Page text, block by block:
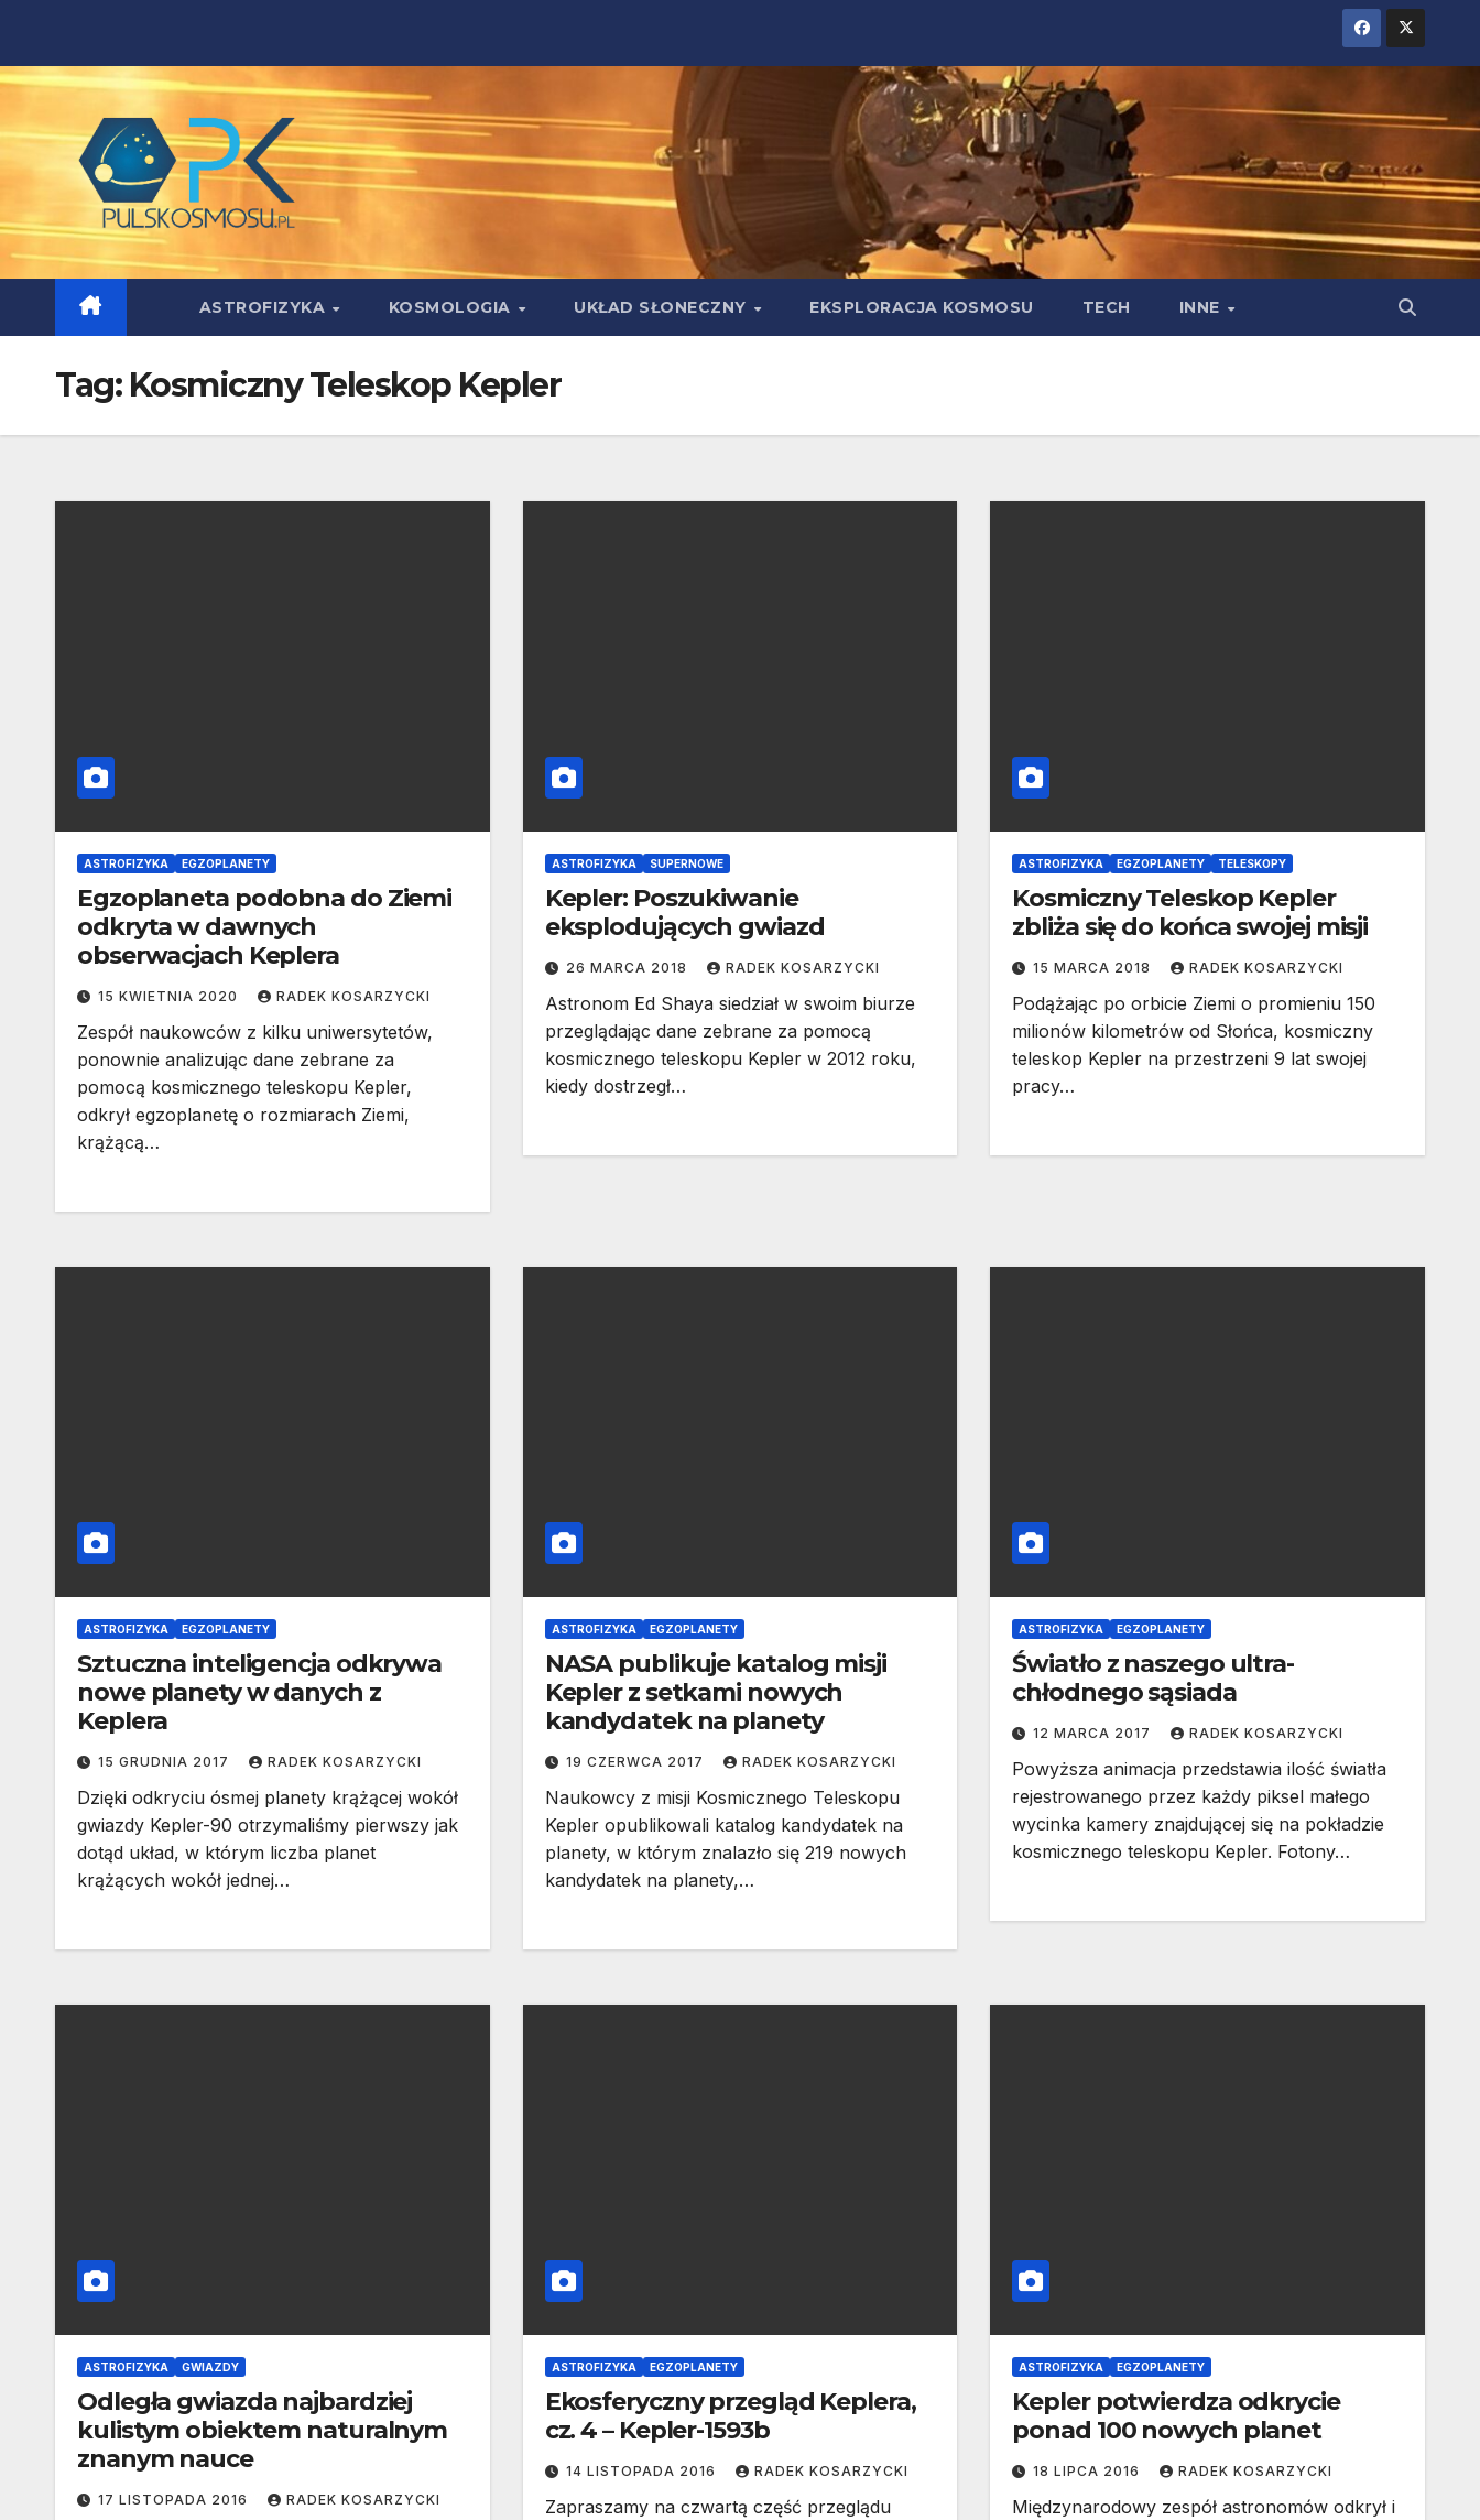
content
ASTROFIZYKA KOSMOLOGIA UKŁAD SŁONECZNY EKSPLORACJA KOSMOSU TECH INNE
Tag: Kosmiczny Teleskop Kepler
ASTROFIZYKA EGZOPLANETY
Egzoplaneta podobna do Ziemi
odkryta w dawnych
obserwacjach Keplera
15 KWIETNIA 2020 RADEK KOSARZYCKI
Zespół naukowców z kilku uniwersytetów,
ponownie analizując dane zebrane za
pomocą kosmicznego teleskopu Kepler,
odkrył egzoplanetę o rozmiarach Ziemi,
krążącą…
ASTROFIZYKA SUPERNOWE
Kepler: Poszukiwanie
eksplodujących gwiazd
26 MARCA 2018 RADEK KOSARZYCKI
Astronom Ed Shaya siedział w swoim biurze
przeglądając dane zebrane za pomocą
kosmicznego teleskopu Kepler w 2012 roku,
kiedy dostrzegł…
ASTROFIZYKA EGZOPLANETY TELESKOPY
Kosmiczny Teleskop Kepler
zbliża się do końca swojej misji
15 MARCA 2018 RADEK KOSARZYCKI
Podążając po orbicie Ziemi o promieniu 150
milionów kilometrów od Słońca, kosmiczny
teleskop Kepler na przestrzeni 9 lat swojej
pracy…
ASTROFIZYKA EGZOPLANETY
Sztuczna inteligencja odkrywa
nowe planety w danych z
Keplera
15 GRUDNIA 2017 RADEK KOSARZYCKI
Dzięki odkryciu ósmej planety krążącej wokół
gwiazdy Kepler-90 otrzymaliśmy pierwszy jak
dotąd układ, w którym liczba planet
krążących wokół jednej…
ASTROFIZYKA EGZOPLANETY
NASA publikuje katalog misji
Kepler z setkami nowych
kandydatek na planety
19 CZERWCA 2017 RADEK KOSARZYCKI
Naukowcy z misji Kosmicznego Teleskopu
Kepler opublikowali katalog kandydatek na
planety, w którym znalazło się 219 nowych
kandydatek na planety,…
ASTROFIZYKA EGZOPLANETY
Światło z naszego ultra-
chłodnego sąsiada
12 MARCA 2017 RADEK KOSARZYCKI
Powyższa animacja przedstawia ilość światła
rejestrowanego przez każdy piksel małego
wycinka kamery znajdującej się na pokładzie
kosmicznego teleskopu Kepler. Fotony…
ASTROFIZYKA GWIAZDY
Odległa gwiazda najbardziej
kulistym obiektem naturalnym
znanym nauce
17 LISTOPADA 2016 RADEK KOSARZYCKI
ASTROFIZYKA EGZOPLANETY
Ekosferyczny przegląd Keplera,
cz. 4 – Kepler-1593b
14 LISTOPADA 2016 RADEK KOSARZYCKI
Zapraszamy na czwartą część przeglądu
ASTROFIZYKA EGZOPLANETY
Kepler potwierdza odkrycie
ponad 100 nowych planet
18 LIPCA 2016 RADEK KOSARZYCKI
Międzynarodowy zespół astronomów odkrył i